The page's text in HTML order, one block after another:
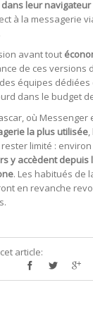
dans leur
à la messagerie
avant tout
de ces versions
équipes dédiées
dans le budget
où Messenger
la plus utilisée
limité : environ
y accèdent depuis
. Les habitués de
en revanche
article: